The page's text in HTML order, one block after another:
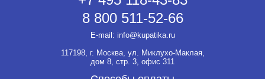
8 800 511-52-66
E-mail: info@kupatika.ru
117198, г. Москва, ул. Миклухо-Маклая,
дом 8, стр. 3, офис 311